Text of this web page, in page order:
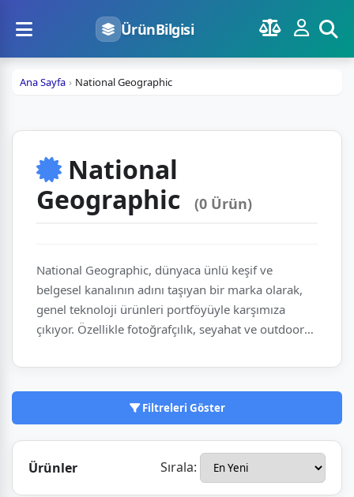
ÜrünBilgisi
Ana Sayfa National Geographic
National
Geographic
(0 Ürün)
National Geographic, dünyaca ünlü keşif ve
belgesel kanalının adını taşıyan bir marka olarak,
genel teknoloji ürünleri portföyüyle karşımıza
çıkıyor. Özellikle fotoğrafçılık, seyahat ve outdoor
teknolojiyle buluşturan ürünler sunuyor. Kökleri
1888'de Washington'da kurulan National
Geographic Society'ye dayanan bu marka,
Türkiye'de de bu mirastan gelen kalite ve keşif
Filtreleri Göster
Ürünler Sırala: